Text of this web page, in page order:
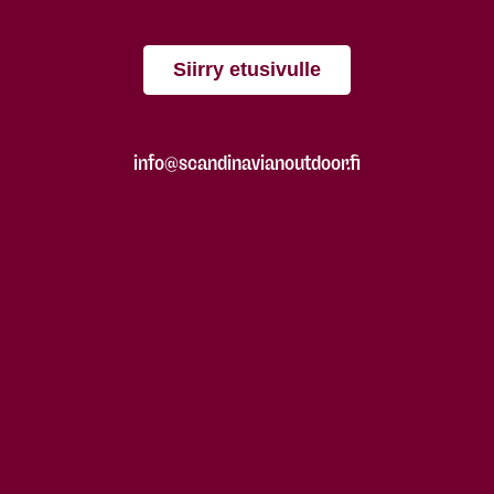
Siirry etusivulle
info@scandinavianoutdoor.fi